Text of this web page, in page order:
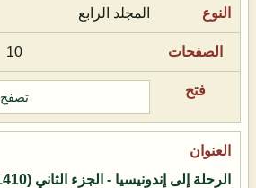
المجلد الرابع
10
تصفح
الرحلة إلى إندونيسيا - الجزء الثاني (1410هـ - 1990م)